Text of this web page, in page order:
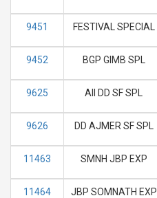
9451 FESTIVAL SPECIAL
9452 BGP GIMB SPL
9625 AII DD SF SPL
9626 DD AJMER SF SPL
11463 SMNH JBP EXP
11464 JBP SOMNATH EXP